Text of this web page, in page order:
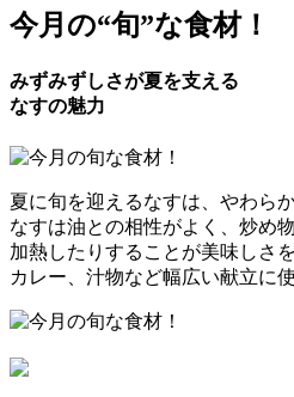
今月の“旬”な食材！
みずみずしさが夏を支える
なすの魅力
夏に旬を迎えるなすは、やわら
なすは油との相性がよく、炒め
加熱したりすることが美味しさ
カレー、汁物など幅広い献立に